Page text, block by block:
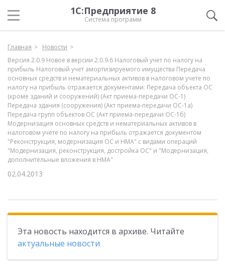
1С:Предприятие 8
Система программ
Главная
Новости
Версия 2.0.9 Новое в версии 2.0.9.6 Налоговый учет по налогу на
прибыль Налоговый учет амортизируемого имущества Передача
основных средств и нематериальных активов в налоговом учете по
налогу на прибыль отражается документами: Передача объекта ОС
(кроме зданий и сооружений) (Акт приема-передачи ОС-1)
Передача здания (сооружения) (Акт приема-передачи ОС-1а)
Передача групп объектов ОС (Акт приема-передачи ОС-1б)
Модернизация основных средств и нематериальных активов в
налоговом учете по налогу на прибыль отражается документом
"Реконструкция, модернизация ОС и НМА" с видами операций
"Модернизация, реконструкция, достройка ОС" и "Модернизация,
дополнительные вложения в НМА"
02.04.2013
Эта новость находится в архиве. Читайте
актуальные новости